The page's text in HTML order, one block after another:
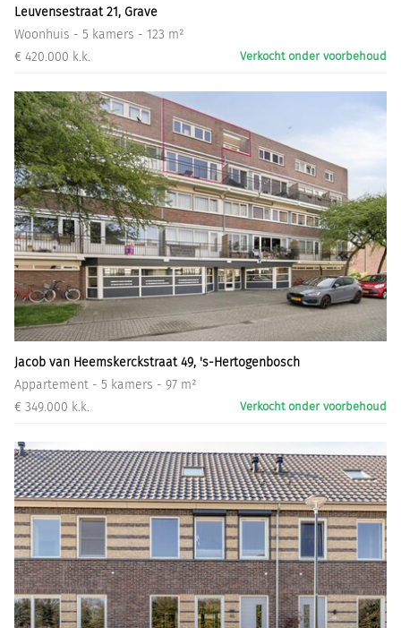
Leuvensestraat 21, Grave
Woonhuis - 5 kamers - 123 m²
€ 420.000 k.k.
Verkocht onder voorbehoud
Jacob van Heemskerckstraat 49, 's-Hertogenbosch
Appartement - 5 kamers - 97 m²
€ 349.000 k.k.
Verkocht onder voorbehoud